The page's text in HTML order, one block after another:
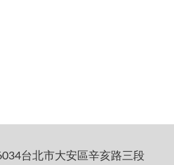
台北市大安區辛亥路三段